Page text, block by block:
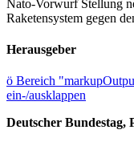
Nato-Vorwurf Stellung
Raketensystem gegen
Herausgeber
ö Bereich
ein-/ausklappen
Deutscher Bundestag,